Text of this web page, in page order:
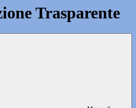
Trasparente